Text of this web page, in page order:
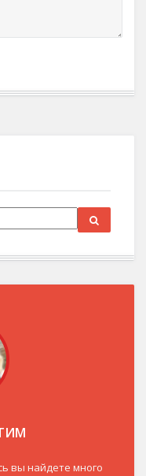
вы найдете много